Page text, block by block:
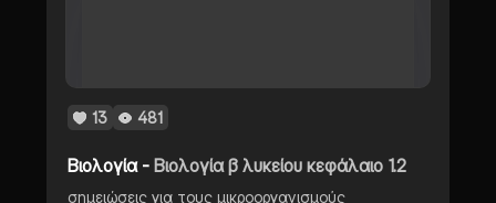
13 481
Βιολογία -Βιολογία β λυκείου κεφάλαιο 1.2
σημειώσεις για τους μικροοργανισμούς